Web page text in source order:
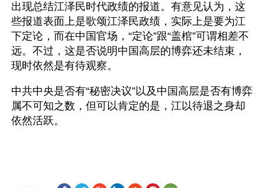
出现总结江泽民时代政绩的报道。有意见认为，这
些报道表面上是歌颂江泽民政绩，实际上是要为江
下定论，而在中国官场，“定论”跟“盖棺”可谓相差不
远。不过，这是否说明中国高层的博弈还未结束，
现时依然是有待观察。
中共中央是否有“秘密决议”以及中国高层是否有博弈
属不可知之数，但可以肯定的是，江以待退之身却
依然活跃。